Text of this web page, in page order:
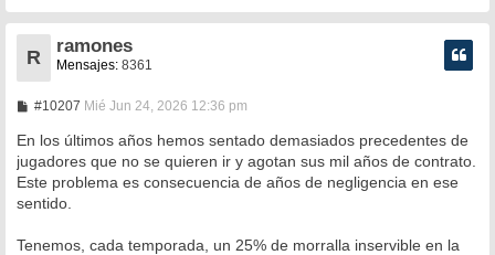
R
ramones
Mensajes: 8361
#10207M
n
a
j
Mié Jun 24, 2026 12:36 pm
En los últimos años hemos sentado demasiados precedentes de
jugadores que no se quieren ir y agotan sus mil años de contrato.
Este problema es consecuencia de años de negligencia en ese
sentido.
Tenemos, cada temporada, un 25% de morralla inservible en la